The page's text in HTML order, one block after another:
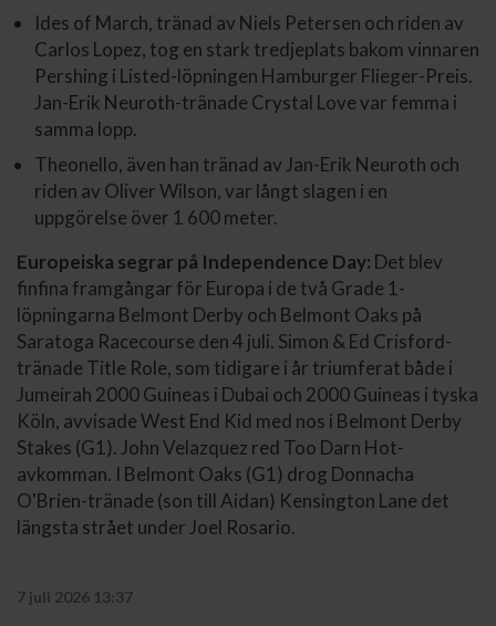
Ides of March, tränad av Niels Petersen och riden av
Carlos Lopez, tog en stark tredjeplats bakom vinnaren
Pershing i Listed-löpningen Hamburger Flieger-Preis.
Jan-Erik Neuroth-tränade Crystal Love var femma i
samma lopp.
Theonello, även han tränad av Jan-Erik Neuroth och
riden av Oliver Wilson, var långt slagen i en
uppgörelse över 1 600 meter.
Europeiska segrar på Independence Day: Det blev
finfina framgångar för Europa i de två Grade 1-
löpningarna Belmont Derby och Belmont Oaks på
Saratoga Racecourse den 4 juli. Simon & Ed Crisford-
tränade Title Role, som tidigare i år triumferat både i
Jumeirah 2000 Guineas i Dubai och 2000 Guineas i tyska
Köln, avvisade West End Kid med nos i Belmont Derby
Stakes (G1). John Velazquez red Too Darn Hot-
avkomman. I Belmont Oaks (G1) drog Donnacha
O'Brien-tränade (son till Aidan) Kensington Lane det
längsta strået under Joel Rosario.
7 juli 2026 13:37